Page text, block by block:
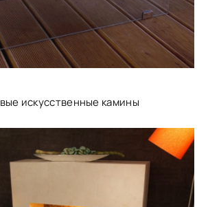
искусственные камины